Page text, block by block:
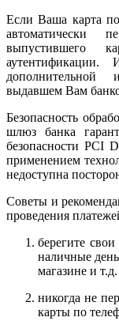
Если Ваша карта
автоматически
выпустившего
дополнительной
выдавшем Вам
Безопасность
шлюз банка
безопасности PCI
применением
недоступна
Советы и
проведения
берегите
наличные
магазине и т.д.
никогда не
карты по